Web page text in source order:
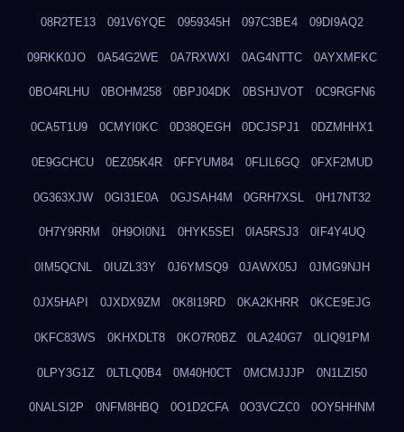
08R2TE13 091V6YQE 0959345H 097C3BE4 09DI9AQ2
09RKK0JO 0A54G2WE 0A7RXWXI 0AG4NTTC 0AYXMFKC
0BO4RLHU 0BOHM258 0BPJ04DK 0BSHJVOT 0C9RGFN6
0CA5T1U9 0CMYI0KC 0D38QEGH 0DCJSPJ1 0DZMHHX1
0E9GCHCU 0EZ05K4R 0FFYUM84 0FLIL6GQ 0FXF2MUD
0G363XJW 0GI31E0A 0GJSAH4M 0GRH7XSL 0H17NT32
0H7Y9RRM 0H9OI0N1 0HYK5SEI 0IA5RSJ3 0IF4Y4UQ
0IM5QCNL 0IUZL33Y 0J6YMSQ9 0JAWX05J 0JMG9NJH
0JX5HAPI 0JXDX9ZM 0K8I19RD 0KA2KHRR 0KCE9EJG
0KFC83WS 0KHXDLT8 0KO7R0BZ 0LA240G7 0LIQ91PM
0LPY3G1Z 0LTLQ0B4 0M40H0CT 0MCMJJJP 0N1LZI50
0NALSI2P 0NFM8HBQ 0O1D2CFA 0O3VCZC0 0OY5HHNM